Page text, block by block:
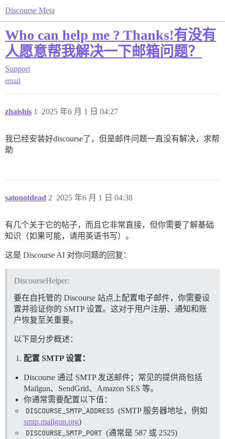
Discourse Meta
Who can help me ? Thanks!有没有
人愿意帮我解决一下邮箱问题？
Support
email
zhaishis 2025 年6 月 1 日 04:27
1
我已经安装好discourse了，但是邮件问题一直没有解决，求帮
助
satonotdead 2025 年6 月 1 日 04:38
2
有几个关于它的帖子，而且它非常直接，但你需要了解基础
知识（如果可能，请用英语书写）。
这是 Discourse AI 对你问题的回复：
DiscourseHelper:
要在自托管的 Discourse 站点上配置电子邮件，你需要设
置并验证你的 SMTP 设置。这对于用户注册、通知和账
户恢复至关重要。
以下是分步概述：
配置 SMTP 设置：
Discourse 通过 SMTP 发送邮件；常见的提供商包括
Mailgun、SendGrid、Amazon SES 等。
你通常需要配置以下值：
DISCOURSE_SMTP_ADDRESS (SMTP 服务器地址，例如
smtp.mailgun.org)
DISCOURSE_SMTP_PORT (通常是 587 或 2525)